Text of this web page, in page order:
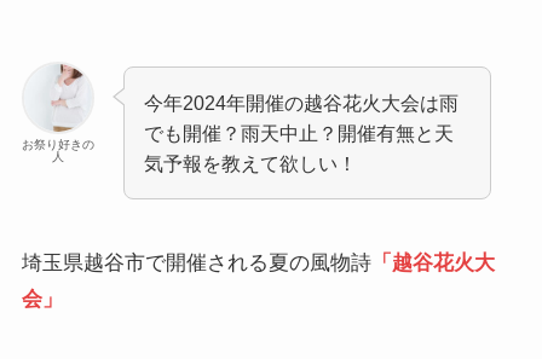
お祭り好きの
人
今年2024年開催の越谷花火大会は雨
でも開催？雨天中止？開催有無と天
気予報を教えて欲しい！
埼玉県越谷市で開催される夏の風物詩「越谷花火大
会」